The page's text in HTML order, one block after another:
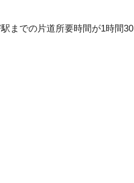
までの片道所要時間が1時間30